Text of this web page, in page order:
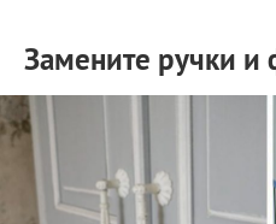
Замените ручки и